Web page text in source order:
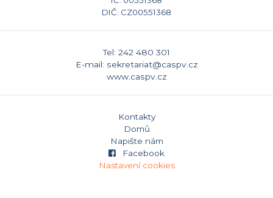
DIČ: CZ00551368
Tel: 242 480 301
E-mail: sekretariat@caspv.cz
www.caspv.cz
Kontakty
Domů
Napište nám
Facebook
Nastavení cookies